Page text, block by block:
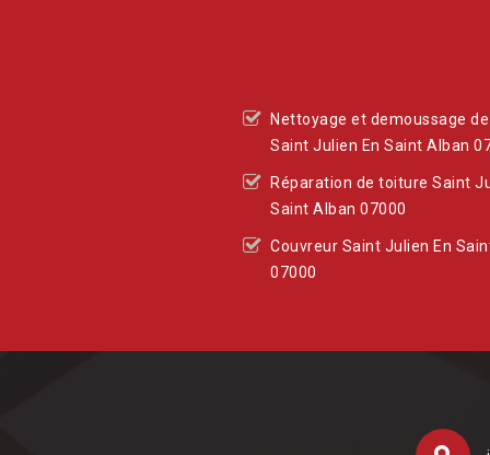
Nettoyage et demoussage
Saint Julien En Saint Alban
Réparation de toiture Saint
Saint Alban 07000
Couvreur Saint Julien En
07000